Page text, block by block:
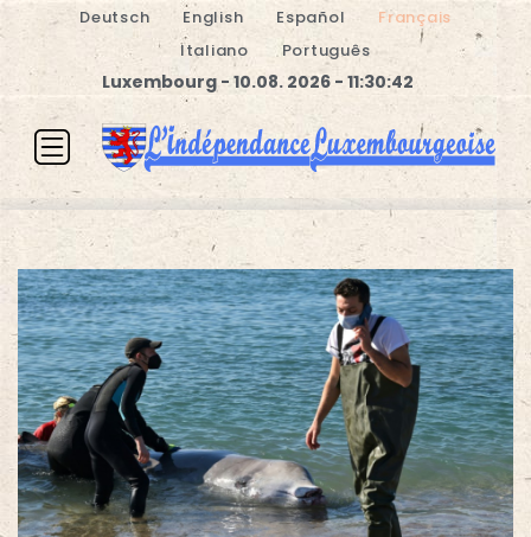
Deutsch English Español
Français
Italiano
Português
Luxembourg - 10.08. 2026 - 11:30:42